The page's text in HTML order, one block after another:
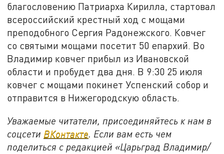
благословению Патриарха Кирилла, стартовал
всероссийский крестный ход с мощами
преподобного Сергия Радонежского. Ковчег
со святыми мощами посетит 50 епархий. Во
Владимир ковчег прибыл из Ивановской
области и пробудет два дня. В 9:30 25 июля
ковчег с мощами покинет Успенский собор и
отправится в Нижегородскую область.
Уважаемые читатели, присоединяйтесь к нам в
соцсети ВКонтакте. Если вам есть чем
поделиться с редакцией «Царьград Владимир/